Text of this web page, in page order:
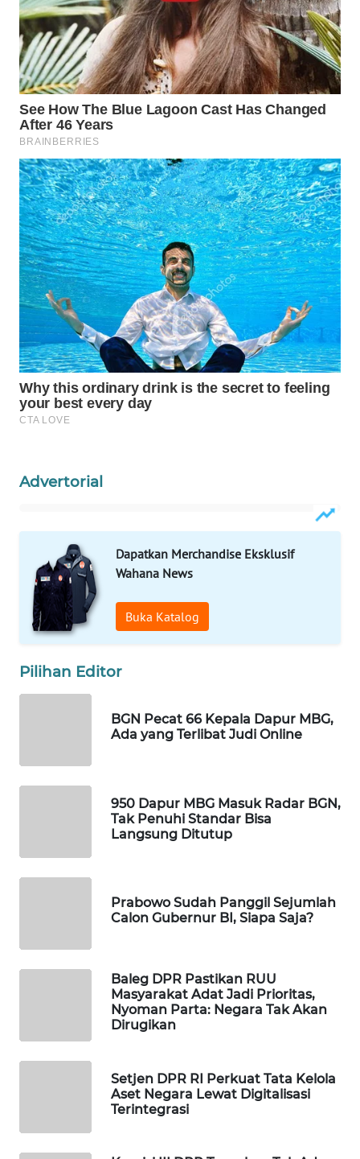
Advertorial
Dapatkan Merchandise Eksklusif
Wahana News
Buka Katalog
Pilihan Editor
BGN Pecat 66 Kepala Dapur MBG,
Ada yang Terlibat Judi Online
950 Dapur MBG Masuk Radar BGN,
Tak Penuhi Standar Bisa
Langsung Ditutup
Prabowo Sudah Panggil Sejumlah
Calon Gubernur BI, Siapa Saja?
Baleg DPR Pastikan RUU
Masyarakat Adat Jadi Prioritas,
Nyoman Parta: Negara Tak Akan
Dirugikan
Setjen DPR RI Perkuat Tata Kelola
Aset Negara Lewat Digitalisasi
Terintegrasi
WAHANA
KONSUMEN
LISTRIK
WAHANA
TRAVEL
WAHANA
TV
WAHANANEWS
ID
WAHANANEWS
CO ID
WAHANANEWS
NET
SPORT
UMKM
WAHANA
SELEB
WAHANA
WAHANA
Wahana
Network
MASYARAKAT